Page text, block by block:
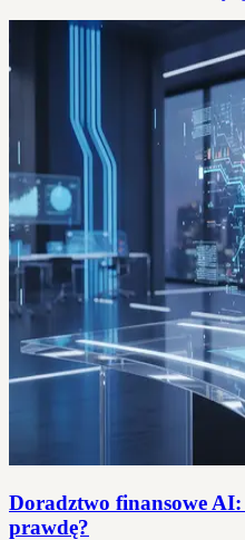
Doradztwo finansowe AI:
prawdę?